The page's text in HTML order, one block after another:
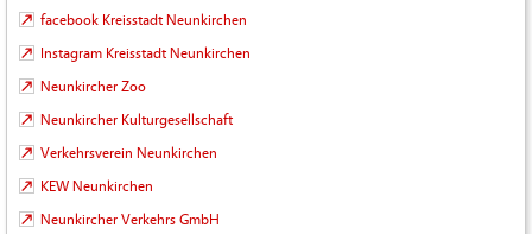
facebook Kreisstadt Neunkirchen
Instagram Kreisstadt Neunkirchen
Neunkircher Zoo
Neunkircher Kulturgesellschaft
Verkehrsverein Neunkirchen
KEW Neunkirchen
Neunkircher Verkehrs GmbH